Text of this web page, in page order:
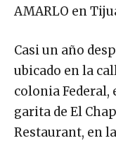
AMARLO en
Casi un año
ubicado en la
colonia Federal,
garita de El
Restaurant, en